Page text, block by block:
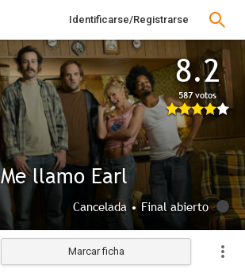
Identificarse/Registrarse
8.2
587 votos
Me llamo Earl
Cancelada • Final abierto
Marcar ficha